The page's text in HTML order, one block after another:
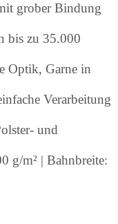
grober Bindung
bis zu 35.000
Optik, Garne in
Verarbeitung
und
g/m² | Bahnbreite: